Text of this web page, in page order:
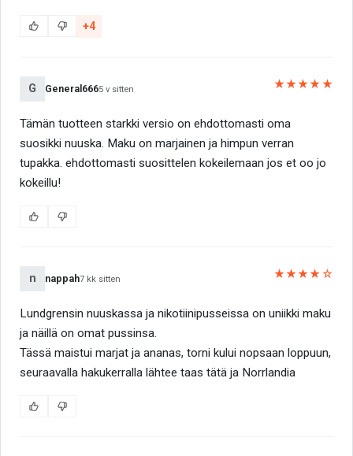
+4
G General6665 v sitten ★★★★★
Tämän tuotteen starkki versio on ehdottomasti oma
suosikki nuuska. Maku on marjainen ja himpun verran
tupakka. ehdottomasti suosittelen kokeilemaan jos et oo jo
kokeillu!
n nappah7 kk sitten ★★★★☆
Lundgrensin nuuskassa ja nikotiinipusseissa on uniikki maku
ja näillä on omat pussinsa.
Tässä maistui marjat ja ananas, torni kului nopsaan loppuun,
seuraavalla hakukerralla lähtee taas tätä ja Norrlandia